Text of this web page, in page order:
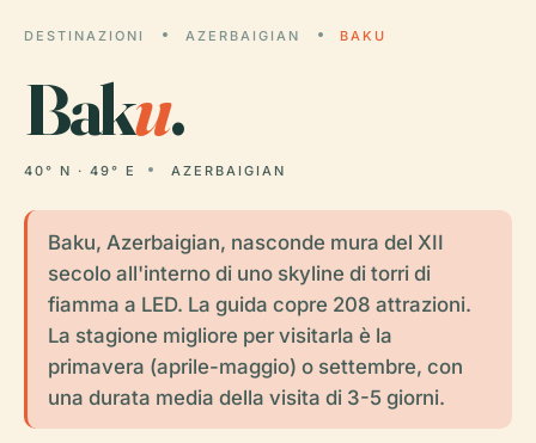
DESTINAZIONI AZERBAIGIAN BAKU
Baku.
40° N · 49° E AZERBAIGIAN
Baku, Azerbaigian, nasconde mura del XII
secolo all'interno di uno skyline di torri di
fiamma a LED. La guida copre 208 attrazioni.
La stagione migliore per visitarla è la
primavera (aprile-maggio) o settembre, con
una durata media della visita di 3-5 giorni.